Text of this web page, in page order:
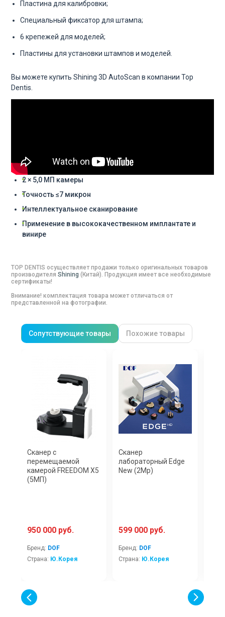
Пластина для калибровки;
Специальный фиксатор для штампа;
6 крепежей для моделей;
Пластины для установки штампов и моделей.
Вы можете купить Shining 3D AutoScan в компании Top
Dentis.
2 × 5,0 МП камеры
Точность ≤7 микрон
Интеллектуальное сканирование
Применение в высококачественном имплантате и
винире
TOP DENTIS осуществляет продажи только оригинальных товаров
производителя Shining (Китай). Продукция имеет все необходимые
сертификаты!
Внимание! комплектация товара может отличаться от
представленной на фотографии.
Сопутствующие товары Похожие товары
Сканер с
перемещаемой
камерой FREEDOM X5
(5МП)
950 000 руб.
Бренд: DOF
Страна: Ю.Корея
Сканер
лабораторный Edge
New (2Mp)
599 000 руб.
Бренд: DOF
Страна: Ю.Корея